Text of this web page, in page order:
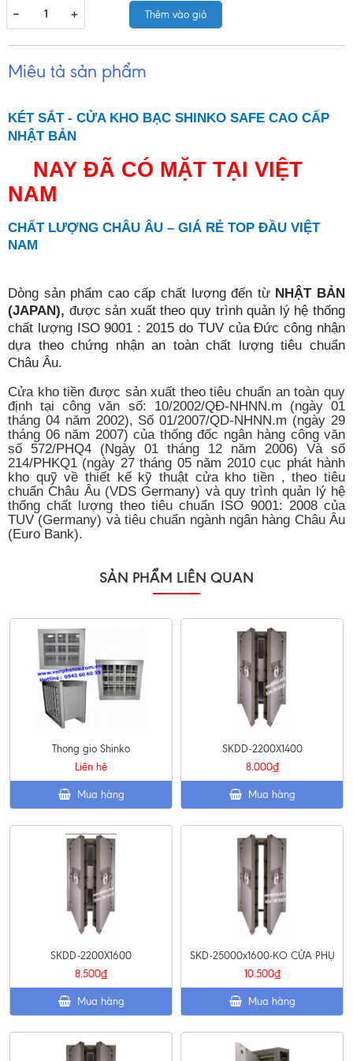
−
+ Thêm vào giỏ
Miêu tả sản phẩm
KÉT SẮT - CỬA KHO BẠC SHINKO SAFE CAO CẤP
NHẬT BẢN
NAY ĐÃ CÓ MẶT TẠI VIỆT
NAM
CHẤT LƯỢNG CHÂU ÂU – GIÁ RẺ TOP ĐẦU VIỆT
NAM
Dòng sản phẩm cao cấp chất lượng đến từ NHẬT BẢN
(JAPAN), được sản xuất theo quy trình quản lý hệ thống
chất lượng ISO 9001 : 2015 do TUV của Đức công nhận
dựa theo chứng nhận an toàn chất lượng tiêu chuẩn
Châu Âu.
Cửa kho tiền được sản xuất theo tiêu chuẩn an toàn quy
định tại công văn số: 10/2002/QĐ-NHNN.m (ngày 01
tháng 04 năm 2002), Số 01/2007/QD-NHNN.m (ngày 29
tháng 06 năm 2007) của thống đốc ngân hàng công văn
số 572/PHQ4 (Ngày 01 tháng 12 năm 2006) Và số
214/PHKQ1 (ngày 27 tháng 05 năm 2010 cục phát hành
kho quỹ về thiết kế kỹ thuật cửa kho tiền , theo tiêu
chuẩn Châu Âu (VDS Germany) và quy trình quản lý hệ
thống chất lượng theo tiêu chuẩn ISO 9001: 2008 của
TUV (Germany) và tiêu chuẩn ngành ngân hàng Châu Âu
(Euro Bank).
SẢN PHẨM LIÊN QUAN
Thong gio Shinko
Liên hệ
Mua hàng
SKDD-2200X1400
8.000₫
Mua hàng
SKDD-2200X1600
8.500₫
Mua hàng
SKD-25000x1600-KO CỬA PHỤ
10.500₫
Mua hàng